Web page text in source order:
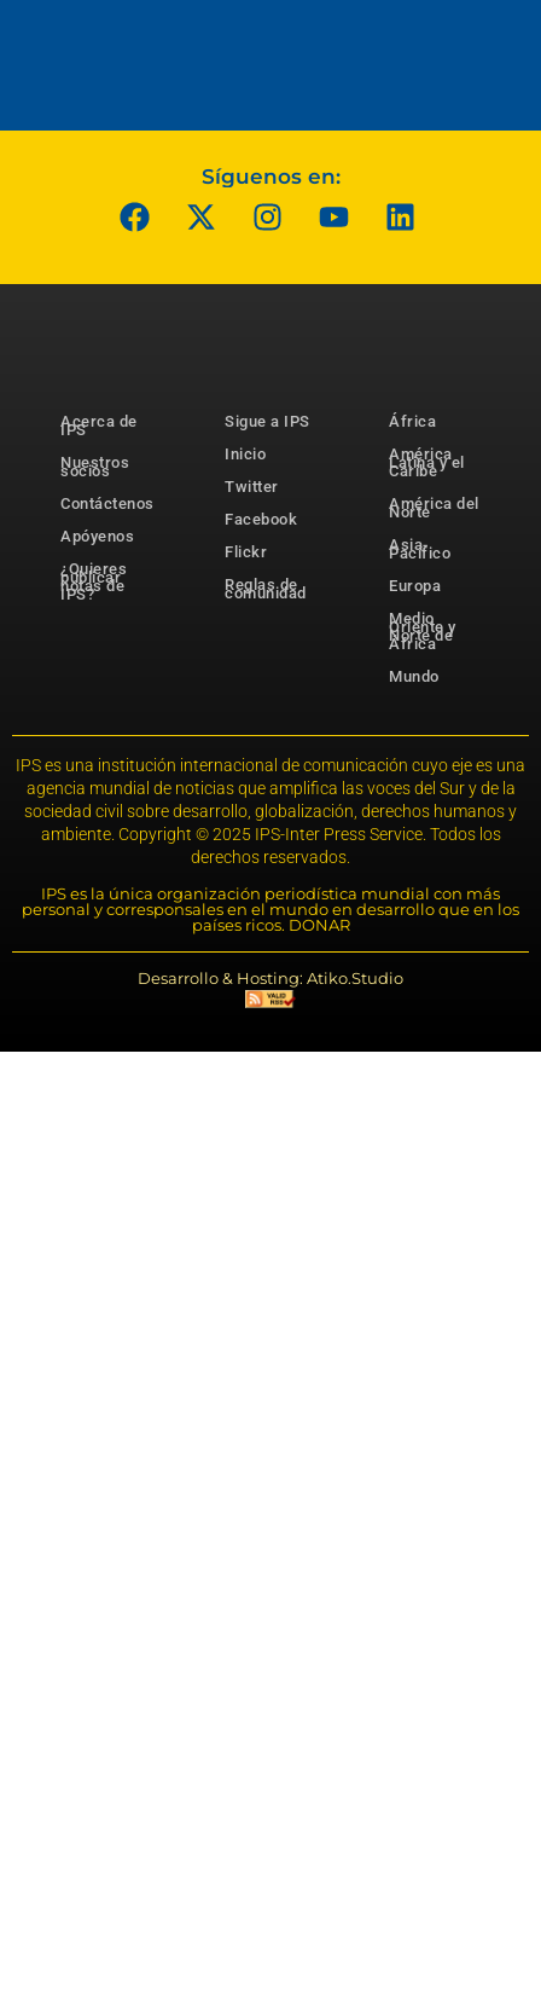
Síguenos en:
Acerca de
IPS
Nuestros
socios
Contáctenos
Apóyenos
¿Quieres
publicar
notas de
IPS?
Sigue a IPS
Inicio
Twitter
Facebook
Flickr
Reglas de
comunidad
África
América
Latina y el
Caribe
América del
Norte
Asia-
Pacífico
Europa
Medio
Oriente y
Norte de
África
Mundo
IPS es una institución internacional de comunicación cuyo eje es una
agencia mundial de noticias que amplifica las voces del Sur y de la
sociedad civil sobre desarrollo, globalización, derechos humanos y
ambiente. Copyright © 2025 IPS-Inter Press Service. Todos los
derechos reservados.
IPS es la única organización periodística mundial con más
personal y corresponsales en el mundo en desarrollo que en los
países ricos. DONAR
Desarrollo & Hosting: Atiko.Studio